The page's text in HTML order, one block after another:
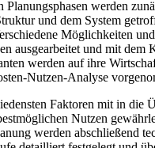
Planungsphasen werden
und dem System
Möglichkeiten und
ausgearbeitet und mit dem
werden auf ihre
Nutzen-Analyse
Faktoren mit in die
Nutzen
werden abschließend